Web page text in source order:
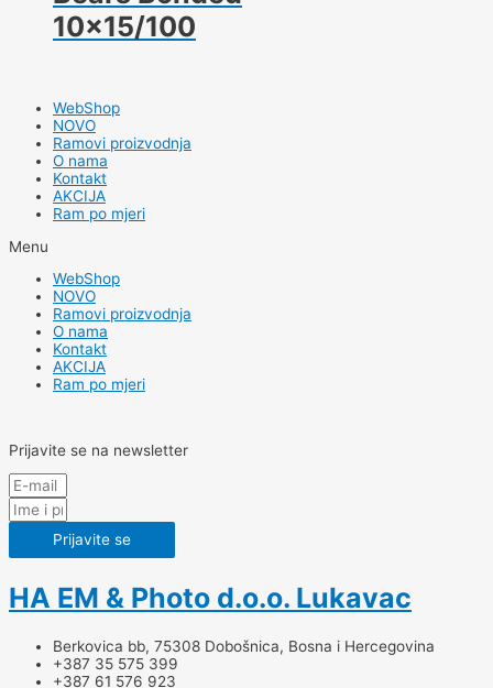
10×15/100
WebShop
NOVO
Ramovi proizvodnja
O nama
Kontakt
AKCIJA
Ram po mjeri
Menu
WebShop
NOVO
Ramovi proizvodnja
O nama
Kontakt
AKCIJA
Ram po mjeri
Prijavite se na newsletter
Prijavite se
HA EM & Photo d.o.o. Lukavac
Berkovica bb, 75308 Dobošnica, Bosna i Hercegovina
+387 35 575 399
+387 61 576 923